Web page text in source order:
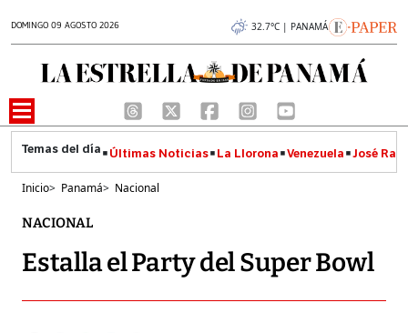
DOMINGO 09 AGOSTO 2026 32.7°C | PANAMÁ
Últimas Noticias La Llorona Venezuela José
Inicio> Panamá> Nacional
NACIONAL
Estalla el Party del Super Bowl